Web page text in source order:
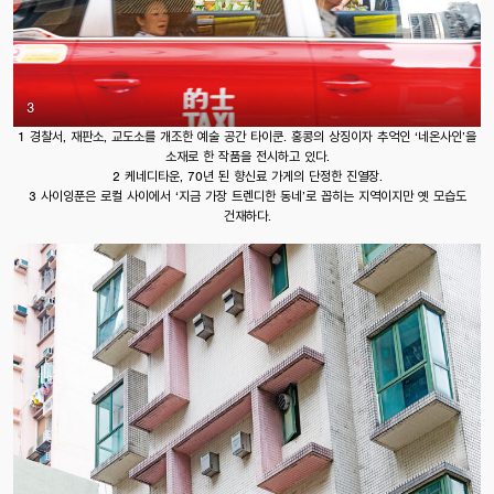
3
1 경찰서, 재판소, 교도소를 개조한 예술 공간 타이쿤. 홍콩의 상징이자 추억인 ‘네온사인’을
소재로 한 작품을 전시하고 있다.
2 케네디타운, 70년 된 향신료 가게의 단정한 진열장.
3 사이잉푼은 로컬 사이에서 ‘지금 가장 트렌디한 동네’로 꼽히는 지역이지만 옛 모습도
건재하다.